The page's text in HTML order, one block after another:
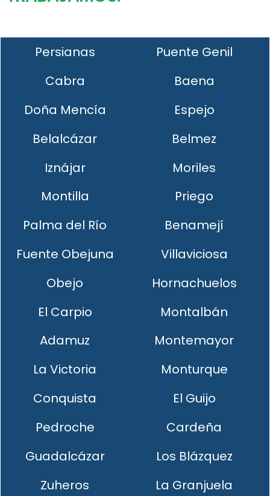
Persianas
Puente Genil
Cabra
Baena
Doña Mencía
Espejo
Belalcázar
Belmez
Iznájar
Moriles
Montilla
Priego
Palma del Río
Benamejí
Fuente Obejuna
Villaviciosa
Obejo
Hornachuelos
El Carpio
Montalbán
Adamuz
Montemayor
La Victoria
Monturque
Conquista
El Guijo
Pedroche
Cardeña
Guadalcázar
Los Blázquez
Zuheros
La Granjuela